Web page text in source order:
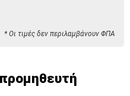
* Οι τιμές δεν περιλαμβάνουν ΦΠΑ